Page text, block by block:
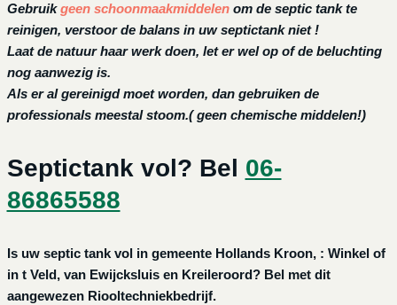
Gebruikgeen schoonmaakmiddelen om de septic tank te
reinigen, verstoor de balans in uw septictank niet !
Laat de natuur haar werk doen, let er wel op of de beluchting
nog aanwezig is.
Als er al gereinigd moet worden, dan gebruiken de
professionals meestal stoom.( geen chemische middelen!)
Septictank vol? Bel 06-
86865588
Is uw septic tank vol in gemeente Hollands Kroon, : Winkel of
in t Veld, van Ewijcksluis en Kreileroord? Bel met dit
aangewezen Riooltechniekbedrijf.